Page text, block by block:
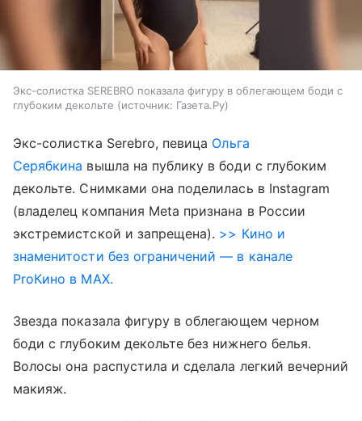
Экс-солистка SEREBRO показала фигуру в облегающем боди с
глубоким декольте
источник: Газета.Ру
Экс-солистка Serebro, певица Ольга
Серябкина вышла на публику в боди с глубоким
декольте. Снимками она поделилась в Instagram
(владелец компания Meta признана в России
экстремистской и запрещена). >> Кино и
знаменитости без ограничений — в канале
ProКино в MAX.
Звезда показала фигуру в облегающем черном
боди с глубоким декольте без нижнего белья.
Волосы она распустила и сделала легкий вечерний
макияж.